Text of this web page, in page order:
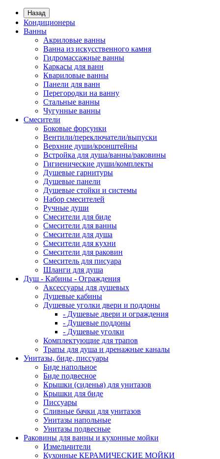
Назад
Кондиционеры
Ванны
Акриловые ванны
Ванна из искусственного камня
Гидромассажные ванны
Каркасы для ванн
Квариловые ванны
Панели для ванн
Перегородки на ванну
Стальные ванны
Чугунные ванны
Смесители
Боковые форсунки
Вентили/переключатели/выпуски
Верхние души/кронштейны
Встройка для душа/ванны/раковины
Гигиенические души/комплекты
Душевые гарнитуры
Душевые панели
Душевые стойки и системы
Набор смесителей
Ручные души
Смесители для биде
Смесители для ванны
Смесители для душа
Смесители для кухни
Смесители для раковин
Смеситель для писуара
Шланги для душа
Душ - Кабины - Ограждения
Аксессуары для душевых
Душевые кабины
Душевые уголки двери и поддоны
- Душевые двери и ограждения
- Душевые поддоны
- Душевые уголки
Комплектующие для трапов
Трапы для душа и дренажные каналы
Унитазы, биде, писсуары
Биде напольное
Биде подвесное
Крышки (сиденья) для унитазов
Крышки для биде
Писсуары
Сливные бачки для унитазов
Унитазы напольные
Унитазы подвесные
Раковины для ванны и кухонные мойки
Измельчители
Кухонные КЕРАМИЧЕСКИЕ МОЙКИ